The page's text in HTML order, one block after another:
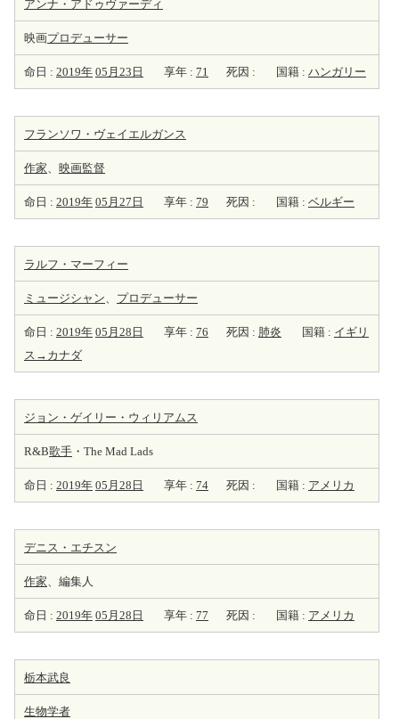
アンナ・アドゥヴァーディ
映画プロデューサー
命日 : 2019年 05月23日 享年 : 71 死因 : 国籍 : ハンガリー
フランソワ・ヴェイエルガンス
作家、 映画監督
命日 : 2019年 05月27日 享年 : 79 死因 : 国籍 : ベルギー
ラルフ・マーフィー
ミュージシャン、 プロデューサー
命日 : 2019年 05月28日 享年 : 76 死因 : 肺炎 国籍 : イギリ
ス→カナダ
ジョン・ゲイリー・ウィリアムス
R&B歌手 ・The Mad Lads
命日 : 2019年 05月28日 享年 : 74 死因 : 国籍 : アメリカ
デニス・エチスン
作家、編集人
命日 : 2019年 05月28日 享年 : 77 死因 : 国籍 : アメリカ
栃本武良
生物学者